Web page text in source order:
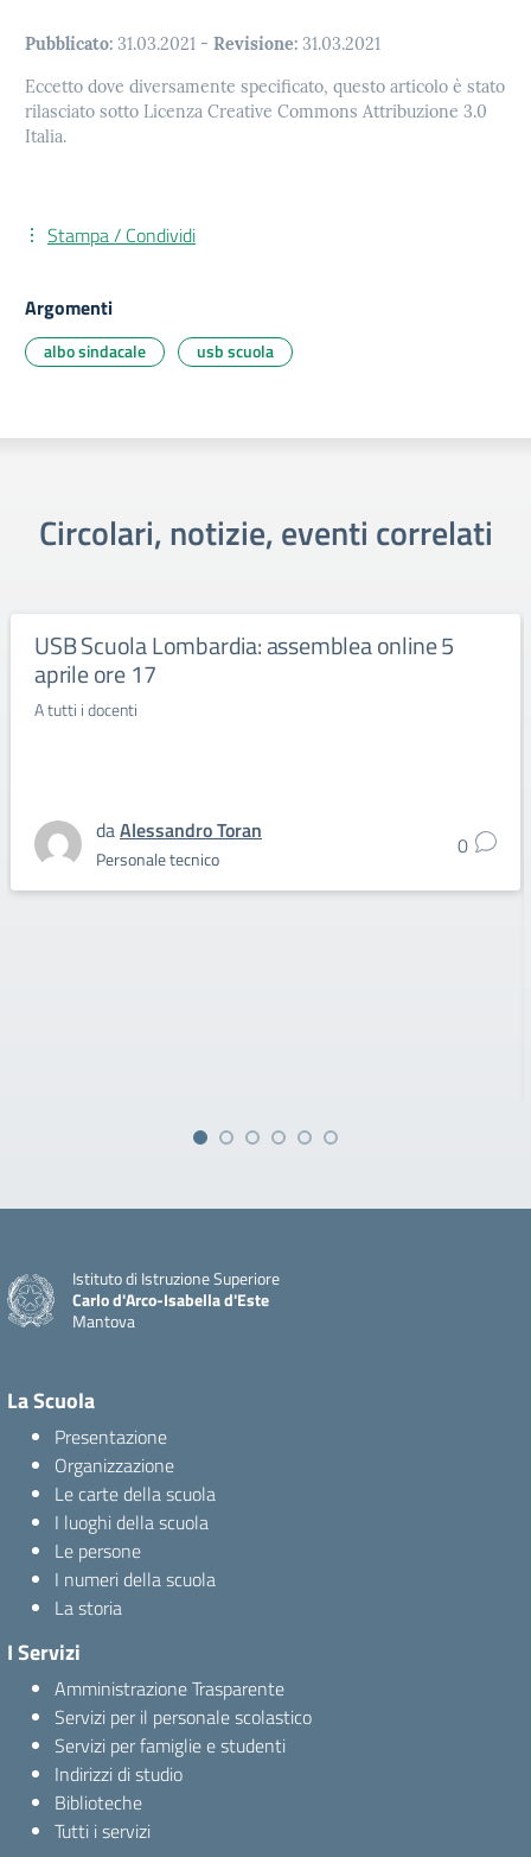
Pubblicato: 31.03.2021 - Revisione: 31.03.2021
Eccetto dove diversamente specificato, questo articolo è stato
rilasciato sotto Licenza Creative Commons Attribuzione 3.0
Italia.
Stampa / Condividi
Argomenti
albo sindacale usb scuola
Circolari, notizie, eventi correlati
USB Scuola Lombardia: assemblea online 5
aprile ore 17
A tutti i docenti
daAlessandro Toran
Personale tecnico 0
Istituto di Istruzione Superiore
Carlo d'Arco-Isabella d'Este
Mantova
La Scuola
Presentazione
Organizzazione
Le carte della scuola
I luoghi della scuola
Le persone
I numeri della scuola
La storia
I Servizi
Amministrazione Trasparente
Servizi per il personale scolastico
Servizi per famiglie e studenti
Indirizzi di studio
Biblioteche
Tutti i servizi